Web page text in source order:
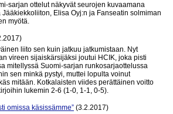
sarjan ottelut näkyvät seurojen kuvaamana
Jääkiekkoliiton, Elisa Oyj:n ja Fanseatin solmiman
myötä.
liito sen kuin jatkuu jatkumistaan. Nyt
vireen sijaiskärsijäksi joutui HCIK, joka pisti
mitellyssä Suomi-sarjan runkosarjaottelussa
sen minkä pystyi, muttei lopulta voinut
mitään. Kotkalaisten viides perättäinen voitto
lukemin 2-6 (1-0, 1-1, 0-5).
omissa käsissämme” (3.2.2017)